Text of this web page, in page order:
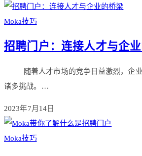
Moka技巧
招聘门户：连接人才与企
随着人才市场的竞争日益激烈，企
诸多挑战。…
2023年7月14日
Moka技巧